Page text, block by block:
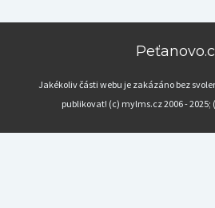
Jakékoliv části webu je zakázáno bez
publikovat! (c) mylms.cz 2006 - 2025;